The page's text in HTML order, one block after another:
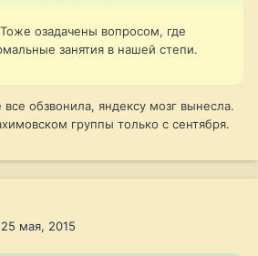
озадачены вопросом, где
занятия в нашей степи.
обзвонила, яндексу мозг вынесла.
группы только с сентября.
25 мая, 2015